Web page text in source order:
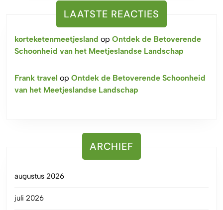
LAATSTE REACTIES
korteketenmeetjesland op Ontdek de Betoverende
Schoonheid van het Meetjeslandse Landschap
Frank travel op Ontdek de Betoverende Schoonheid
van het Meetjeslandse Landschap
ARCHIEF
augustus 2026
juli 2026